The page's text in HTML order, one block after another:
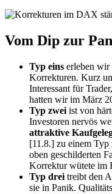
Vom Dip zur
Typ eins erleben wir
Korrekturen. Kurz
Interessant für
hatten wir im März
Typ zwei ist von
Investoren nervös
attraktive
[11.8.] zu einem
oben geschilderten
Korrektur wütete im
Typ drei treibt den
sie in Panik.